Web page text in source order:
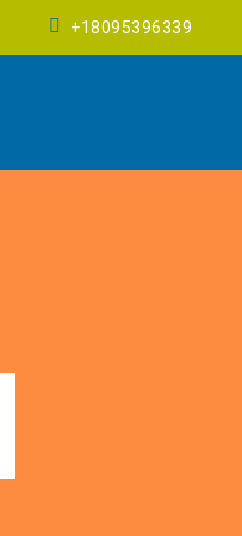
+18095396339